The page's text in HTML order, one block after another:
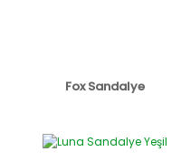
Fox Sandalye